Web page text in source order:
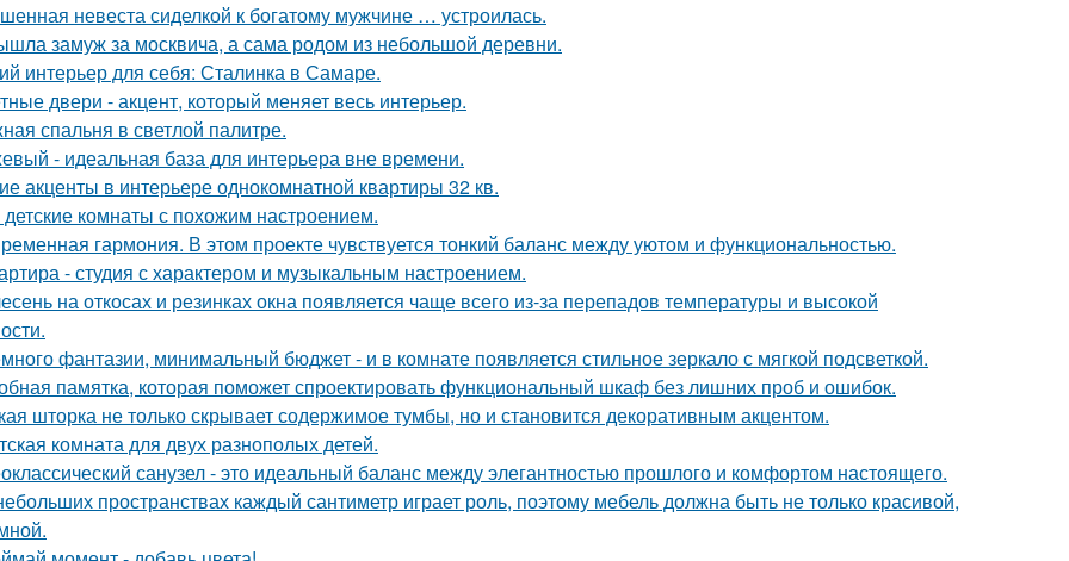
невеста сиделкой к богатому мужчине … устроилась.
замуж за москвича, а сама родом из небольшой деревни.
интерьер для себя: Сталинка в Самаре.
двери - акцент, который меняет весь интерьер.
спальня в светлой палитре.
- идеальная база для интерьера вне времени.
акценты в интерьере однокомнатной квартиры 32 кв.
комнаты с похожим настроением.
гармония. В этом проекте чувствуется тонкий баланс между уютом и функциональностью.
- студия с характером и музыкальным настроением.
на откосах и резинках окна появляется чаще всего из-за перепадов температуры и высокой
фантазии, минимальный бюджет - и в комнате появляется стильное зеркало с мягкой подсветкой.
памятка, которая поможет спроектировать функциональный шкаф без лишних проб и ошибок.
шторка не только скрывает содержимое тумбы, но и становится декоративным акцентом.
комната для двух разнополых детей.
санузел - это идеальный баланс между элегантностью прошлого и комфортом настоящего.
пространствах каждый сантиметр играет роль, поэтому мебель должна быть не только красивой,